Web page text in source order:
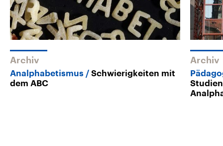
Archiv
Analphabetismus
Schwierigkeiten mit
dem ABC
Archiv